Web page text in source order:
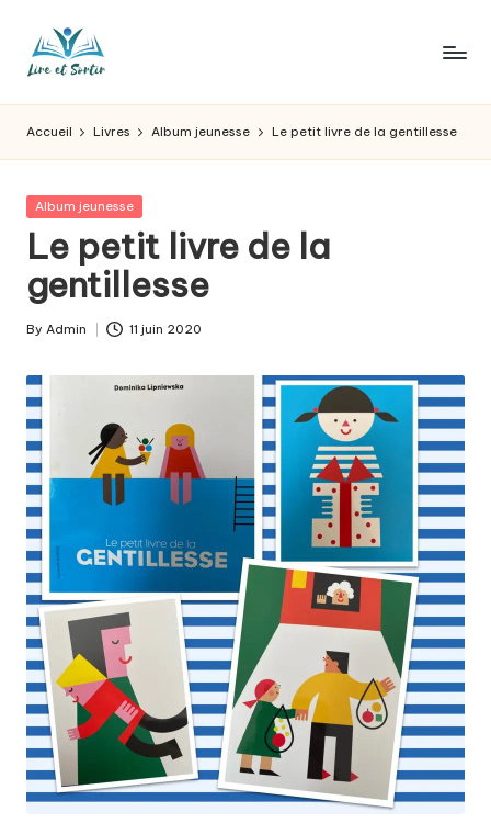
L
ir
e
e
t
s
o
r
t
ir
pour
les
goûts,
des
pour
Accueil Livres Album jeunesse Le petit livre de la gentillesse
Posted
Album jeunesse
Le petit livre de la
gentillesse
Posted
By Admin 11 juin 2020